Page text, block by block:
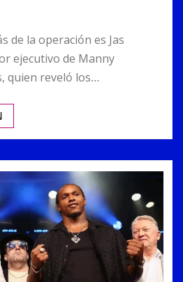
de la operación es Jas
ejecutivo de Manny
quien reveló los…